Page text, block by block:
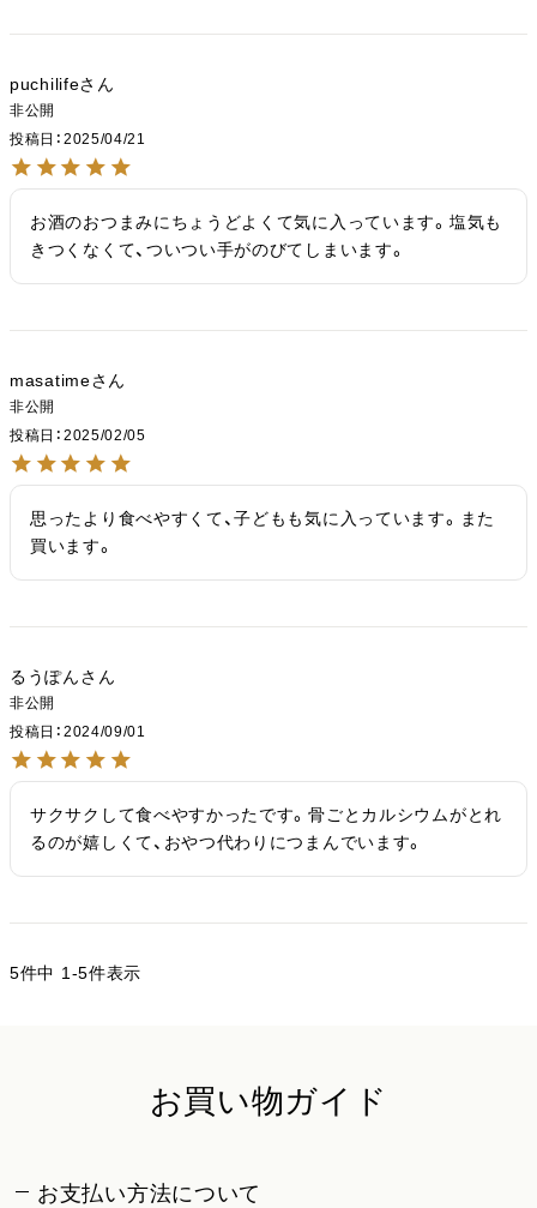
puchilife
非公開
投稿日
2025/04/21
お酒のおつまみにちょうどよくて気に入っています。塩気も
きつくなくて、ついつい手がのびてしまいます。
masatime
非公開
投稿日
2025/02/05
思ったより食べやすくて、子どもも気に入っています。また
買います。
るうぽん
非公開
投稿日
2024/09/01
サクサクして食べやすかったです。骨ごとカルシウムがとれ
るのが嬉しくて、おやつ代わりにつまんでいます。
5件中 1-5件表示
お買い物ガイド
お支払い方法について